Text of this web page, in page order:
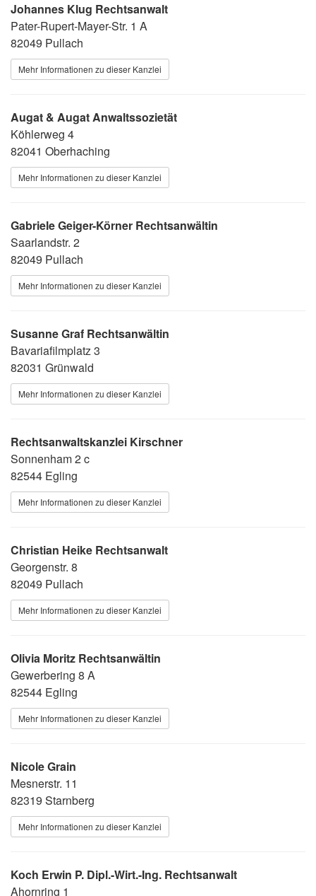
Johannes Klug Rechtsanwalt
Pater-Rupert-Mayer-Str. 1 A
82049 Pullach
Mehr Informationen zu dieser Kanzlei
Augat & Augat Anwaltssozietät
Köhlerweg 4
82041 Oberhaching
Mehr Informationen zu dieser Kanzlei
Gabriele Geiger-Körner Rechtsanwältin
Saarlandstr. 2
82049 Pullach
Mehr Informationen zu dieser Kanzlei
Susanne Graf Rechtsanwältin
Bavariafilmplatz 3
82031 Grünwald
Mehr Informationen zu dieser Kanzlei
Rechtsanwaltskanzlei Kirschner
Sonnenham 2 c
82544 Egling
Mehr Informationen zu dieser Kanzlei
Christian Heike Rechtsanwalt
Georgenstr. 8
82049 Pullach
Mehr Informationen zu dieser Kanzlei
Olivia Moritz Rechtsanwältin
Gewerbering 8 A
82544 Egling
Mehr Informationen zu dieser Kanzlei
Nicole Grain
Mesnerstr. 11
82319 Starnberg
Mehr Informationen zu dieser Kanzlei
Koch Erwin P. Dipl.-Wirt.-Ing. Rechtsanwalt
Ahornring 1